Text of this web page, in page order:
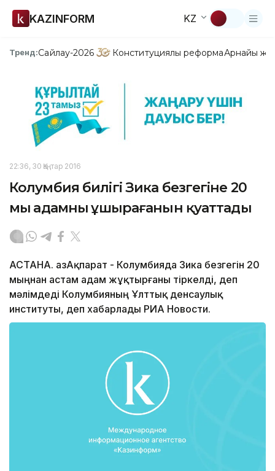
KAZINFORM KZ
Тренд:Сайлау-2026 Конституциялық реформаАрнайы
22:36, 30 Қаңтар 2016
Колумбия билігі Зика безгегіне 20
мың адамның ұшырағанын қуаттады
АСТАНА. ҚазАқпарат - Колумбияда Зика безгегін 20
мыңнан астам адам жұқтырғаны тіркелді, деп
мәлімдеді Колумбияның Ұлттық денсаулық
институты, деп хабарлады РИА Новости.